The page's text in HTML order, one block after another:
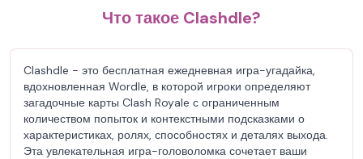
Что такое Clashdle?
Clashdle - это бесплатная ежедневная игра-угадайка,
вдохновленная Wordle, в которой игроки определяют
загадочные карты Clash Royale с ограниченным
количеством попыток и контекстными подсказками о
характеристиках, ролях, способностях и деталях выхода.
Эта увлекательная игра-головоломка сочетает ваши